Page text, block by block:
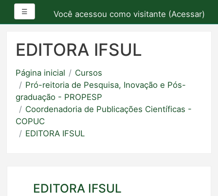
principal
☰ Painel lateralVocê acessou como visitante (Acessar)
EDITORA IFSUL
Página inicial
Cursos
Pró-reitoria de Pesquisa, Inovação e Pós-
graduação - PROPESP
Coordenadoria de Publicações Científicas -
COPUC
EDITORA IFSUL
EDITORA IFSUL